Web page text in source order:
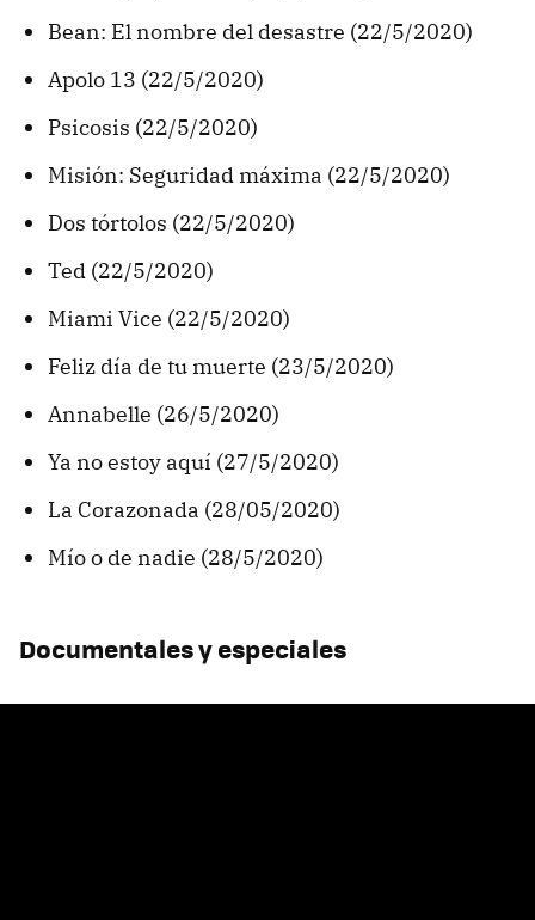
Bean: El nombre del desastre (22/5/2020)
Apolo 13 (22/5/2020)
Psicosis (22/5/2020)
Misión: Seguridad máxima (22/5/2020)
Dos tórtolos (22/5/2020)
Ted (22/5/2020)
Miami Vice (22/5/2020)
Feliz día de tu muerte (23/5/2020)
Annabelle (26/5/2020)
Ya no estoy aquí (27/5/2020)
La Corazonada (28/05/2020)
Mío o de nadie (28/5/2020)
Documentales y especiales